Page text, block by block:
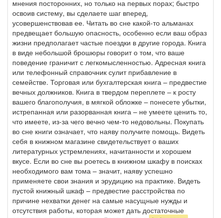
мнения посторонних, но только на первых порах; быстро
освоив систему, вы сделаете шаг вперед,
усовершенствовав ее. Читать во сне какой-то альманах
предвещает большую опасность, особенно если ваш образ
жизни предполагает частые поездки в другие города. Книга
в виде небольшой брошюры говорит о том, что ваше
поведение граничит с легкомысленностью. Адресная книга
или телефонный справочник сулит прибавление в
семействе. Торговая или бухгалтерская книга – предвестие
вечных должников. Книга в твердом переплете – к росту
вашего благополучия, в мягкой обложке – понесете убытки,
истрепанная или разорванная книга – не умеете ценить то,
что имеете, из-за чего вечно чем-то недовольны. Покупать
во сне книги означает, что наяву получите помощь. Видеть
себя в книжном магазине свидетельствует о ваших
литературных устремлениях, начитанности и хорошем
вкусе. Если во сне вы роетесь в книжном шкафу в поисках
необходимого вам тома – значит, наяву успешно
применяете свои знания и эрудицию на практике. Видеть
пустой книжный шкаф – предвестие расстройства по
причине нехватки денег на самые насущные нужды и
отсутствия работы, которая может дать достаточные